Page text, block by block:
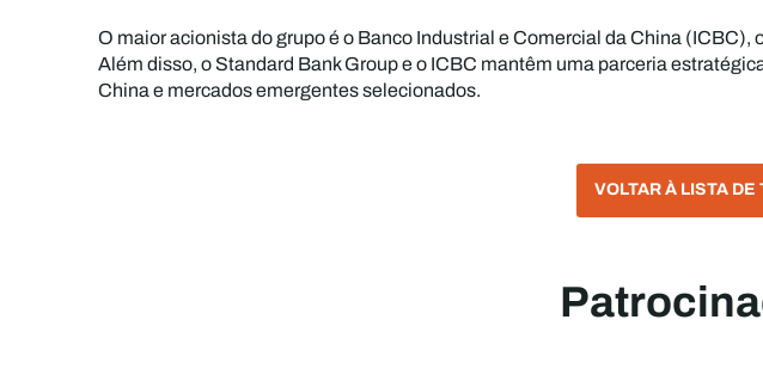
O maior acionista do grupo é o Banco Industrial e Comercial da China
Além disso, o Standard Bank Group e o ICBC mantêm uma parceria
China e mercados emergentes selecionados.
VOLTAR À LISTA